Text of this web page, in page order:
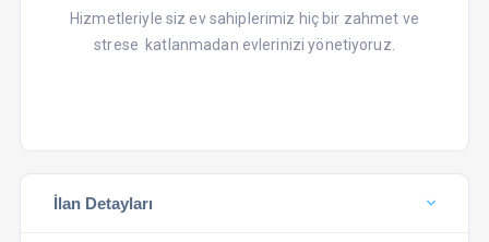
Hizmetleriyle siz ev sahiplerimiz hiç bir zahmet ve
strese katlanmadan evlerinizi yönetiyoruz.
İlan Detayları